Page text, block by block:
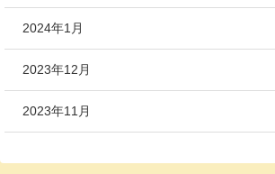
2024年1月
2023年12月
2023年11月